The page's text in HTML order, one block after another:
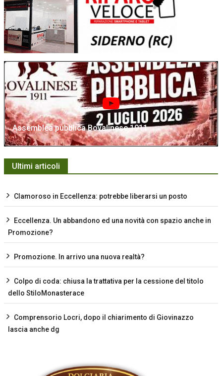
Assemblea pubblica Bovalinese 1911
Ultimi articoli
Clamoroso in Eccellenza: potrebbe liberarsi un posto
Eccellenza. Un abbandono ed una novità con spazio anche in
Promozione?
Promozione. In arrivo una nuova realtà?
Colpo di coda: chiusa la trattativa per la cessione del titolo
dello StiloMonasterace
Comprensorio Locri, dopo il chiarimento di Giovinazzo
lascia anche dg